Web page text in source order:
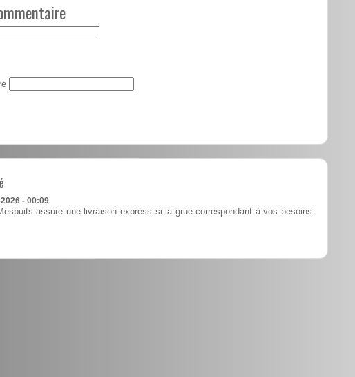
- 00:09
assure une livraison express si la grue correspondant à vos besoins